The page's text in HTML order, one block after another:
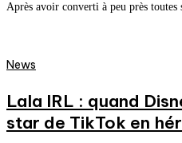
Après avoir converti à peu près toutes
News
Lala IRL : quand
star de TikTok en